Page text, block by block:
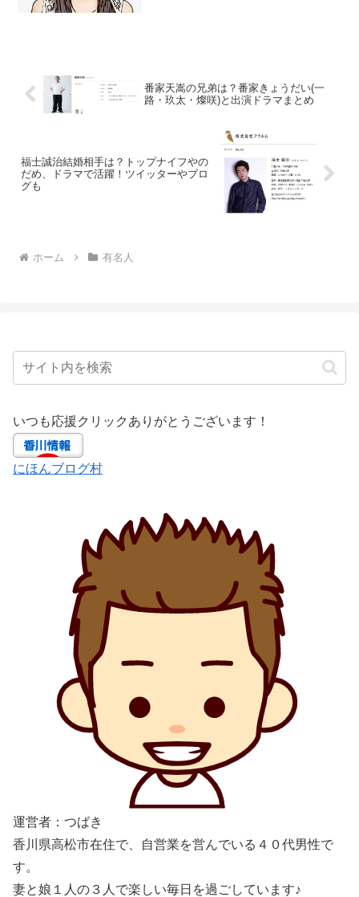
番家天嵩の兄弟は？番家きょうだい(一
路・玖太・燦咲)と出演ドラマまとめ
福士誠治結婚相手は？トップナイフやの
だめ、ドラマで活躍！ツイッターやブロ
グも
ホーム 有名人
いつも応援クリックありがとうございます！
にほんブログ村
運営者：つばき
香川県高松市在住で、自営業を営んでいる４０代男性で
す。
妻と娘１人の３人で楽しい毎日を過ごしています♪